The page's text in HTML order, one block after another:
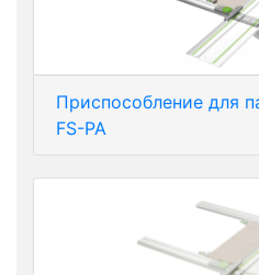
Приспособление для
FS-PA